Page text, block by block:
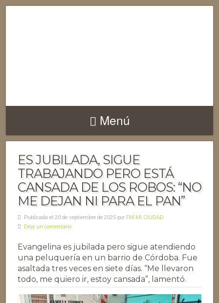
Menú
ES JUBILADA, SIGUE
TRABAJANDO PERO ESTÁ
CANSADA DE LOS ROBOS: “NO
ME DEJAN NI PARA EL PAN”
Publicada el 20 de septiembre de 2025 por FM MI CIUDAD
Deja un comentario
Evangelina es jubilada pero sigue atendiendo
una peluquería en un barrio de Córdoba. Fue
asaltada tres veces en siete días. “Me llevaron
todo, me quiero ir, estoy cansada”, lamentó.